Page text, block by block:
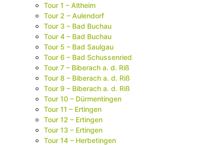
Tour 1 – Altheim
Tour 2 – Aulendorf
Tour 3 – Bad Buchau
Tour 4 – Bad Buchau
Tour 5 – Bad Saulgau
Tour 6 – Bad Schussenried
Tour 7 – Biberach a. d. Riß
Tour 8 – Biberach a. d. Riß
Tour 9 – Biberach a. d. Riß
Tour 10 – Dürmentingen
Tour 11 – Ertingen
Tour 12 – Ertingen
Tour 13 – Ertingen
Tour 14 – Herbetingen